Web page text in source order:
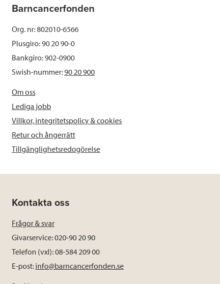
Barncancerfonden
Org. nr: 802010-6566
Plusgiro: 90 20 90-0
Bankgiro: 902-0900
Swish-nummer:90 20 900
Om oss
Lediga jobb
Villkor, integritetspolicy & cookies
Retur och ångerrätt
Tillgänglighetsredogörelse
Kontakta oss
Frågor & svar
Givarservice: 020-90 20 90
Telefon (vxl): 08-584 209 00
E-post: info@barncancerfonden.se